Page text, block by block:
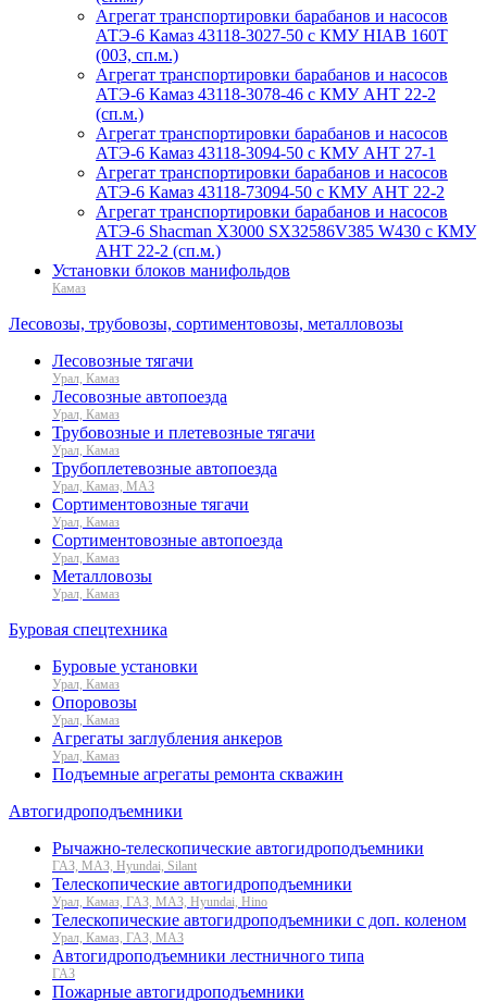
Агрегат транспортировки барабанов и насосов
АТЭ-6 Камаз 43118-3027-50 с КМУ HIAB 160T
(003, сп.м.)
Агрегат транспортировки барабанов и насосов
АТЭ-6 Камаз 43118-3078-46 с КМУ АНТ 22-2
(сп.м.)
Агрегат транспортировки барабанов и насосов
АТЭ-6 Камаз 43118-3094-50 с КМУ АНТ 27-1
Агрегат транспортировки барабанов и насосов
АТЭ-6 Камаз 43118-73094-50 с КМУ АНТ 22-2
Агрегат транспортировки барабанов и насосов
АТЭ-6 Shacman X3000 SX32586V385 W430 с КМУ
АНТ 22-2 (сп.м.)
Установки блоков манифольдов
Камаз
Лесовозы, трубовозы, сортиментовозы, металловозы
Лесовозные тягачи
Урал, Камаз
Лесовозные автопоезда
Урал, Камаз
Трубовозные и плетевозные тягачи
Урал, Камаз
Трубоплетевозные автопоезда
Урал, Камаз, МАЗ
Сортиментовозные тягачи
Урал, Камаз
Сортиментовозные автопоезда
Урал, Камаз
Металловозы
Урал, Камаз
Буровая спецтехника
Буровые установки
Урал, Камаз
Опоровозы
Урал, Камаз
Агрегаты заглубления анкеров
Урал, Камаз
Подъемные агрегаты ремонта скважин
Автогидроподъемники
Рычажно-телескопические автогидроподъемники
ГАЗ, МАЗ, Hyundai, Silant
Телескопические автогидроподъемники
Урал, Камаз, ГАЗ, МАЗ, Hyundai, Hino
Телескопические автогидроподъемники с доп. коленом
Урал, Камаз, ГАЗ, МАЗ
Автогидроподъемники лестничного типа
ГАЗ
Пожарные автогидроподъемники